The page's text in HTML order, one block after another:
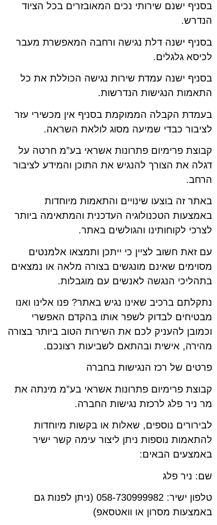
בסניף ישנם שירותי נכים המאובזרים בכל הציוד
הנדרש.
בסניף ישנה דלת נגישה ורחבה המאפשרת מעבר
לכיסא גלגלים.
בסניף ישנה עמדת שירות נגישה הכוללת את כל
התאמות הנגישות הנדרשות.
בעמדת הקבלה הממוקמת בסניף אין מכשירי עזר
לציבור כבדי שמיעה מסוג לולאת השראה.
קבוצת פרימיום פתרונות אשראי בע”מ חרטה על
דגלה את הצורך להנגיש את התוכן והמידע לציבור
הרחב.
באתר זה בוצעו שינויים והתאמות מיוחדות
באמצעות הטכנולוגיה העדכנית והמתאימה ביותר
לצרכי לקוחותינו והגולשים באתר.
עם זאת חשוב לציין כי ייתכן ותמצאו אלמנטים
מסוימים שאינם מונגשים בצורה מלאה או נמצאים
בתהליכי הנגשה לאנשים עם מוגבלות.
נתקלתם ברכיב שאינו נגיש באתר? פנו אלינו ואנו
מבטיחים לבדוק לשפר אותו בהקדם האפשרי
וכמובן להעניק לכם את השירות הטוב ביותר בצורה
מהירה, אישית ובהתאם לשביעות רצונכם.
פרטים של רכז הנגישות בחברה
קבוצת פרימיום פתרונות אשראי בע”מ מינתה את
מר ניר פלג לרכזת נגישות החברה.
לבירורים נוספים, שאלות או בקשות מיוחדות
להתאמות נוספות ניתן ליצור עימה קשר ישיר
באמצעים הבאים:
שם: ניר פלג
טלפון ישיר: 058-730999982 (ניתן לפנות גם
באמצעות מסרון או וואטסאפ)